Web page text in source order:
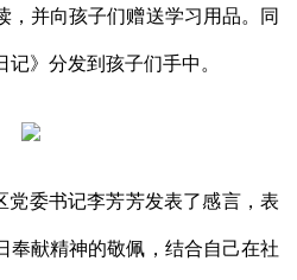
，并向孩子们赠送学习用品。同
》分发到孩子们手中。
党委书记李芳芳发表了感言，表
奉献精神的敬佩，结合自己在社